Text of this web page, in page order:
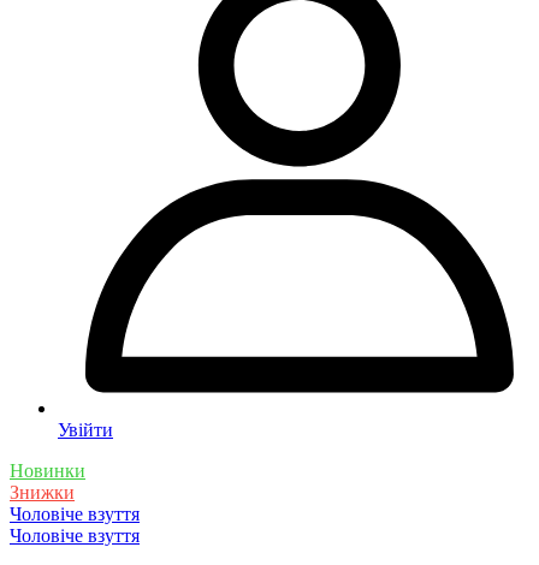
Увійти
Новинки
Знижки
Чоловіче взуття
Чоловіче взуття